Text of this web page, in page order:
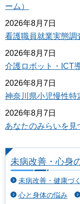
ーム）
2026年8月7日
看護職員就業実態調
2026年8月7日
介護ロボット・ICT
2026年8月7日
神奈川県小児慢性特
2026年8月7日
あなたのみらいを見
未病改善・心身
未病改善・健康づ
心と身体の悩み